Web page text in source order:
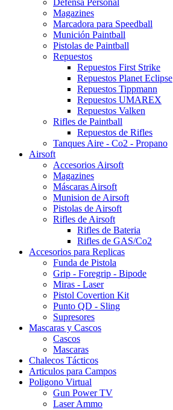
Defensa Personal
Magazines
Marcadora para Speedball
Munición Paintball
Pistolas de Paintball
Repuestos
Repuestos First Strike
Repuestos Planet Eclipse
Repuestos Tippmann
Repuestos UMAREX
Repuestos Valken
Rifles de Paintball
Repuestos de Rifles
Tanques Aire - Co2 - Propano
Airsoft
Accesorios Airsoft
Magazines
Máscaras Airsoft
Munision de Airsoft
Pistolas de Airsoft
Rifles de Airsoft
Rifles de Bateria
Rifles de GAS/Co2
Accesorios para Replicas
Funda de Pistola
Grip - Foregrip - Bipode
Miras - Laser
Pistol Covertion Kit
Punto QD - Sling
Supresores
Mascaras y Cascos
Cascos
Mascaras
Chalecos Tácticos
Articulos para Campos
Poligono Virtual
Gun Power TV
Laser Ammo